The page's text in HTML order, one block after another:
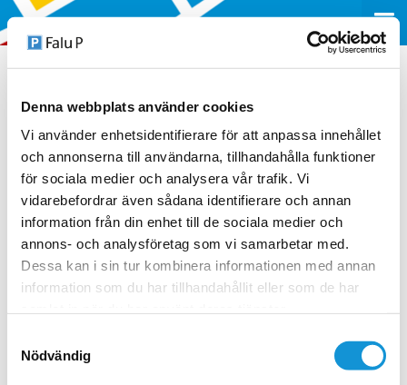
Denna webbplats använder cookies
Vi använder enhetsidentifierare för att anpassa innehållet
och annonserna till användarna, tillhandahålla funktioner
för sociala medier och analysera vår trafik. Vi
vidarebefordrar även sådana identifierare och annan
information från din enhet till de sociala medier och
annons- och analysföretag som vi samarbetar med.
Dessa kan i sin tur kombinera informationen med annan
information som du har tillhandahållit eller som de har
Nödvändig
stripe-1720×630-v2
23 JANUARI 2023